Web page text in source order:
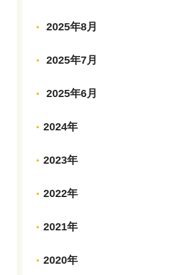
2025年8月
2025年7月
2025年6月
2024年
2023年
2022年
2021年
2020年